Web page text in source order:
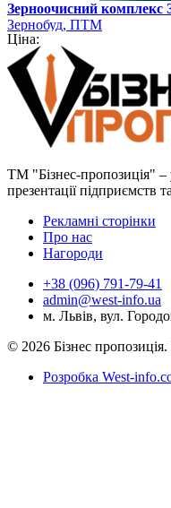
Зерноочисний комплекс
Зернобуд, ПТМ
Ціна:
ТМ "Бізнес-пропозиція" –
презентації підприємств
Рекламні сторінки
Про нас
Нагороди
+38 (096) 791-79-41
admin@west-info.ua
м. Львів, вул.
© 2026 Бізнес
Розробка West-